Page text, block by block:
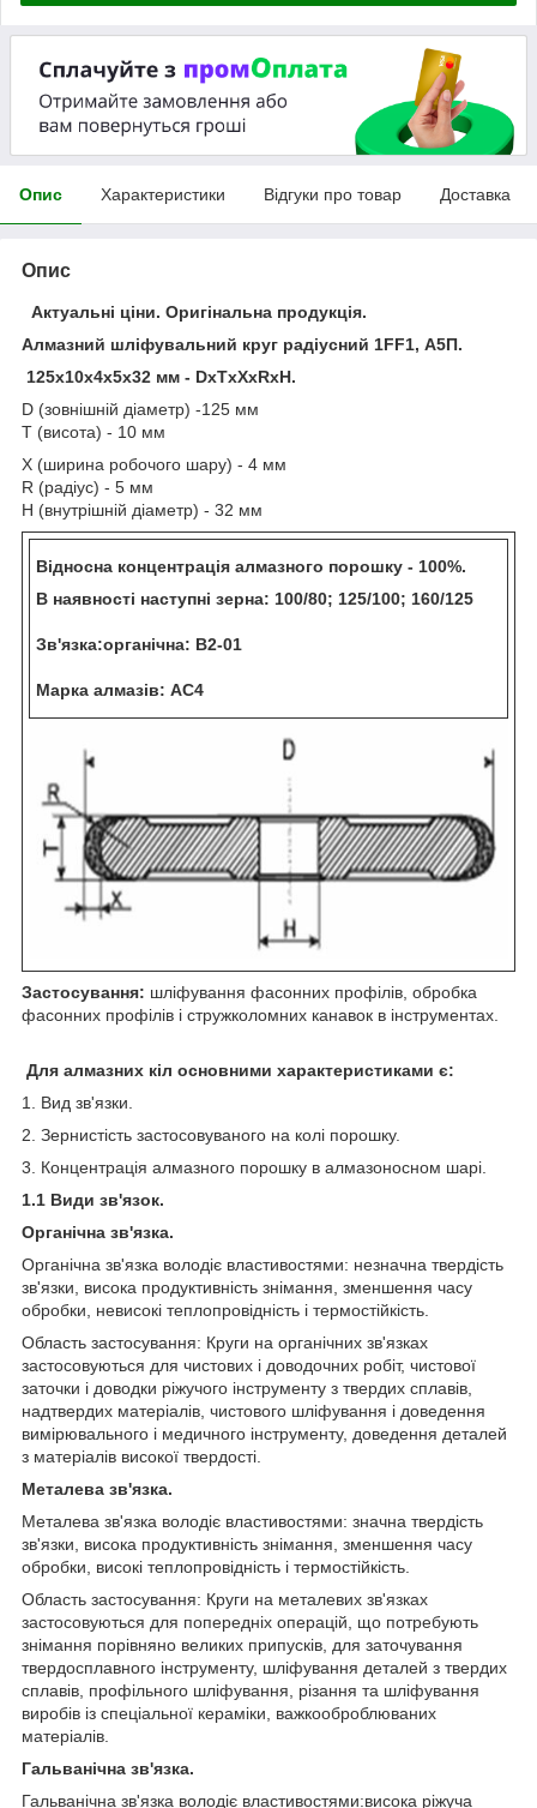
Опис Характеристики Відгуки про товар Доставка
Опис
Актуальні ціни. Оригінальна продукція.
Алмазний шліфувальний круг радіусний 1FF1, А5П.
125х10х4х5х32 мм - DxTxXxRxH.
D (зовнішній діаметр) -125 мм
Т (висота) - 10 мм
X (ширина робочого шару) - 4 мм
R (радіус) - 5 мм
Н (внутрішній діаметр) - 32 мм
Відносна концентрація алмазного порошку - 100%.
В наявності наступні зерна: 100/80; 125/100; 160/125
Зв'язка:органічна: В2-01
Марка алмазів: АС4
Застосування: шліфування фасонних профілів, обробка
фасонних профілів і стружколомних канавок в інструментах.
Для алмазних кіл основними характеристиками є:
1. Вид зв'язки.
2. Зернистість застосовуваного на колі порошку.
3. Концентрація алмазного порошку в алмазоносном шарі.
1.1 Види зв'язок.
Органічна зв'язка.
Органічна зв'язка володіє властивостями: незначна твердість
зв'язки, висока продуктивність знімання, зменшення часу
обробки, невисокі теплопровідність і термостійкість.
Область застосування: Круги на органічних зв'язках
застосовуються для чистових і доводочних робіт, чистової
заточки і доводки ріжучого інструменту з твердих сплавів,
надтвердих матеріалів, чистового шліфування і доведення
вимірювального і медичного інструменту, доведення деталей
з матеріалів високої твердості.
Металева зв'язка.
Металева зв'язка володіє властивостями: значна твердість
зв'язки, висока продуктивність знімання, зменшення часу
обробки, високі теплопровідність і термостійкість.
Область застосування: Круги на металевих зв'язках
застосовуються для попередніх операцій, що потребують
знімання порівняно великих припусків, для заточування
твердосплавного інструменту, шліфування деталей з твердих
сплавів, профільного шліфування, різання та шліфування
виробів із спеціальної кераміки, важкооброблюваних
матеріалів.
Гальванічна зв'язка.
Гальванічна зв'язка володіє властивостями:висока ріжуча